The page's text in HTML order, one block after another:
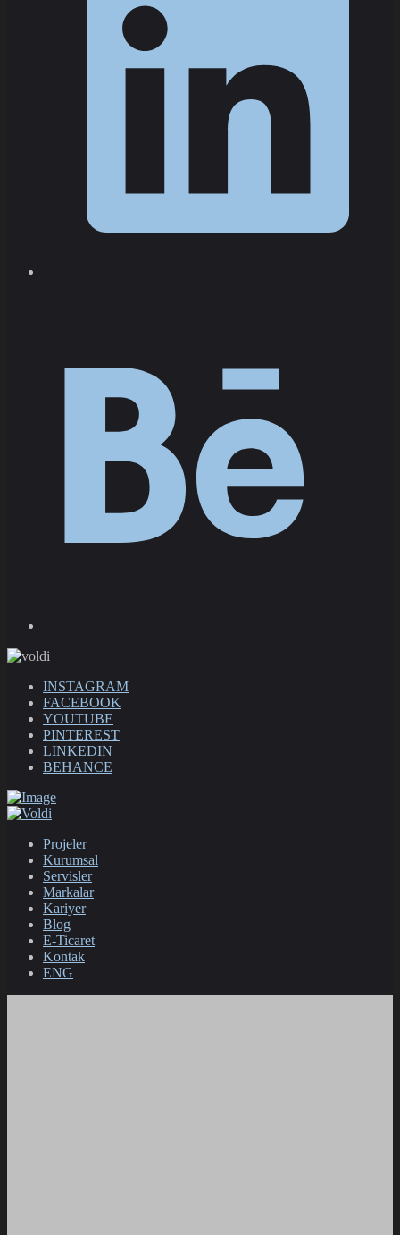
INSTAGRAM
FACEBOOK
YOUTUBE
PINTEREST
LINKEDIN
BEHANCE
Projeler
Kurumsal
Servisler
Markalar
Kariyer
Blog
E-Ticaret
Kontak
ENG